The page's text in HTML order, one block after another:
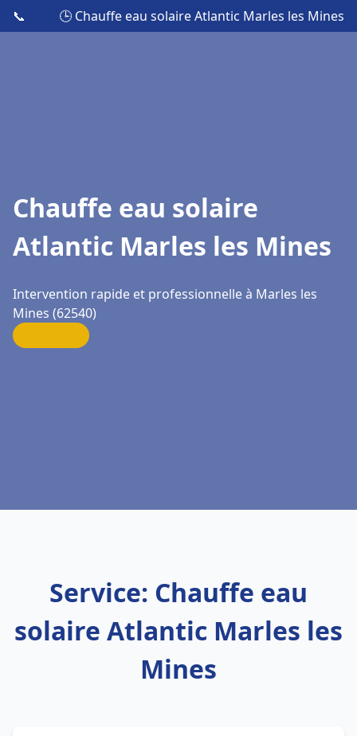
📞 🕒 Chauffe eau solaire Atlantic Marles les Mines
Chauffe eau solaire
Atlantic Marles les Mines
Intervention rapide et professionnelle à Marles les
Mines (62540)
Service: Chauffe eau
solaire Atlantic Marles les
Mines